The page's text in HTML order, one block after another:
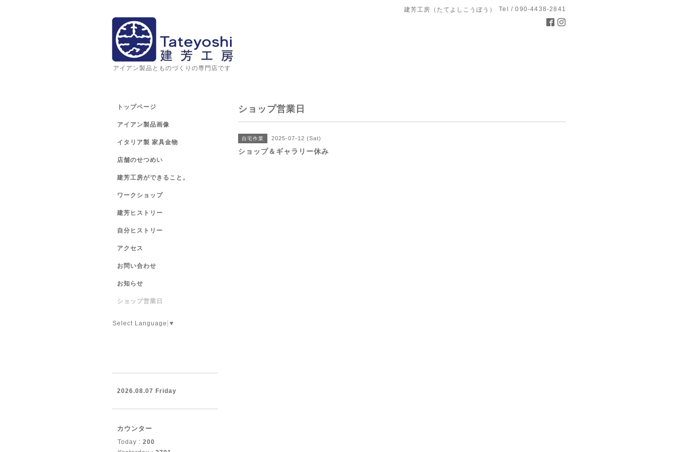
建芳工房（たてよしこうぼう） Tel / 090-4438-2841
アイアン製品とものづくりの専門店です
ショップ営業日
自宅作業 2025-07-12 (Sat)
ショップ＆ギャラリー休み
トップページ
アイアン製品画像
イタリア製 家具金物
店舗のせつめい
建芳工房ができること。
ワークショップ
建芳ヒストリー
自分ヒストリー
アクセス
お問い合わせ
お知らせ
ショップ営業日
Select Language ▼
2026.08.07 Friday
カウンター
Today : 200